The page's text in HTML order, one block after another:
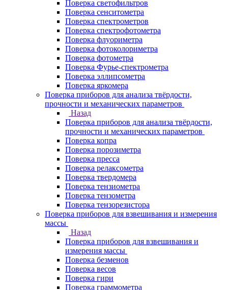
Поверка светофильтров
Поверка сенситометра
Поверка спектрометров
Поверка спектрофотометра
Поверка флуориметра
Поверка фотоколориметра
Поверка фотометра
Поверка Фурье-спектрометра
Поверка эллипсометра
Поверка яркомера
Поверка приборов для анализа твёрдости,
прочности и механических параметров
Назад
Поверка приборов для анализа твёрдости,
прочности и механических параметров
Поверка копра
Поверка порозиметра
Поверка пресса
Поверка релаксометра
Поверка твердомера
Поверка тензиометра
Поверка тензометра
Поверка тензорезистора
Поверка приборов для взвешивания и измерения
массы
Назад
Поверка приборов для взвешивания и
измерения массы
Поверка безменов
Поверка весов
Поверка гири
Поверка граммометра